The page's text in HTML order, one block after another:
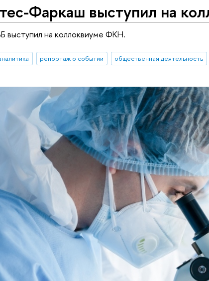
Фаркаш выступил на
на коллоквиуме ФКН.
репортаж о событии общественная деятельность